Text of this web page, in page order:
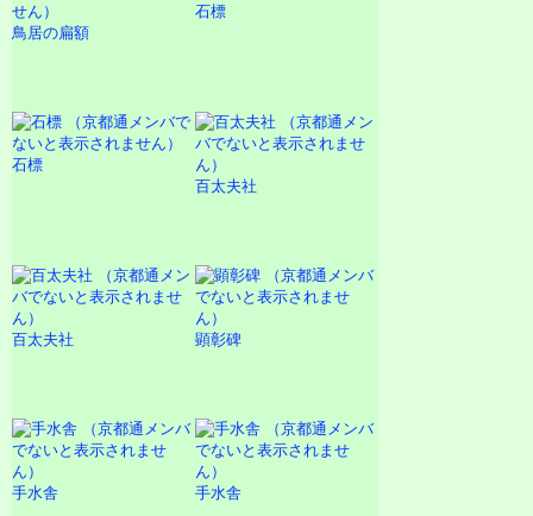
鳥居の扁額
石標
石標
百太夫社
百太夫社 顕彰碑
手水舎 手水舎